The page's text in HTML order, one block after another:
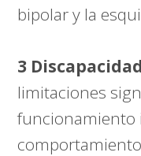
bipolar y la
3
limitaciones
funcionamiento